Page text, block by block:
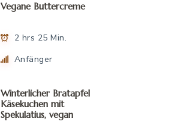
Vegane Buttercreme
2 hrs 25 Min.
Anfänger
Winterlicher Bratapfel
Käsekuchen mit
Spekulatius, vegan